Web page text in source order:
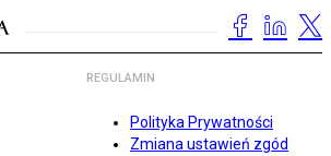
REGULAMIN
Polityka Prywatności
Zmiana ustawień zgód